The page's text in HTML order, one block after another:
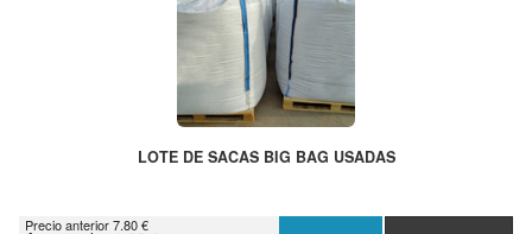
LOTE DE SACAS BIG BAG USADAS
Precio anterior 7.80 €